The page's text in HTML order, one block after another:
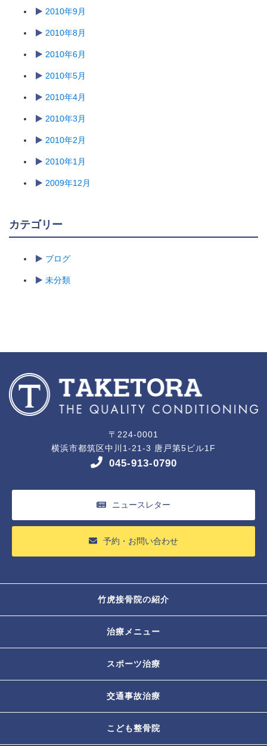
2010年9月
2010年8月
2010年6月
2010年5月
2010年4月
2010年3月
2010年2月
2010年1月
2009年12月
カテゴリー
ブログ
未分類
〒224-0001
横浜市都筑区中川1-21-3 唐戸第5ビル1F
045-913-0790
ニュースレター
予約・お問い合わせ
竹虎接骨院の紹介
治療メニュー
スポーツ治療
交通事故治療
こども整骨院